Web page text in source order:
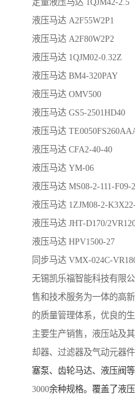
定量液压马达 1QJM42-2.5
液压马达 A2F55W2P1
液压马达 A2F80W2P2
液压马达 1QJM02-0.32Z
液压马达 BM4-320PAY
液压马达 OMV500
液压马达 GS5-2501HD40
液压马达
液压马达 CFA2-40-40
液压马达 YM-06
液压马达 MS08-2-111-F09-
液压马达 1ZJM08-2-
液压马达 JHT-D170/
液压马达 HPV1500-27
同步马达 VMX-024C-
无锡凯乐福智能科技有限公
售和技术服务为一体的高
的质量管理体系，优良的
主要生产销售，液压站及
却器、过滤器及气动元器件
塞泵、齿轮马达、液压阀
3000余种规格。覆盖了液